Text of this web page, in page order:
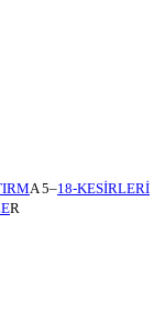
A 5–18-KESİRLERİ
R